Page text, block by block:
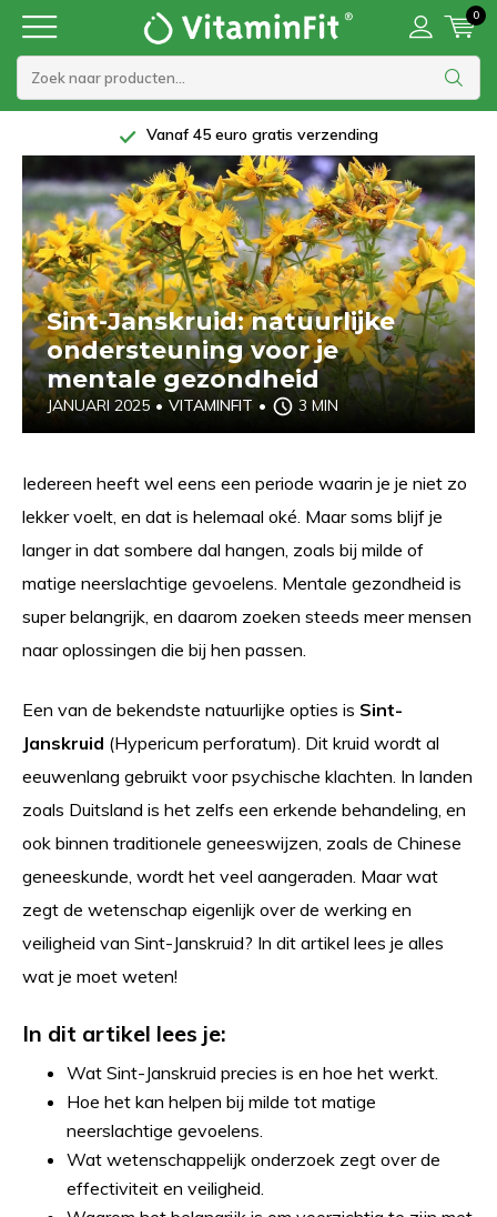
0
5 Sterren beoordeling bij Trustpilot
Sint-Janskruid: natuurlijke
ondersteuning voor je
mentale gezondheid
JANUARI 2025 • VITAMINFIT • 3 MIN
Iedereen heeft wel eens een periode waarin je je niet zo
lekker voelt, en dat is helemaal oké. Maar soms blijf je
langer in dat sombere dal hangen, zoals bij milde of
matige neerslachtige gevoelens. Mentale gezondheid is
super belangrijk, en daarom zoeken steeds meer mensen
naar oplossingen die bij hen passen.
Een van de bekendste natuurlijke opties is Sint-
Janskruid (Hypericum perforatum). Dit kruid wordt al
eeuwenlang gebruikt voor psychische klachten. In landen
zoals Duitsland is het zelfs een erkende behandeling, en
ook binnen traditionele geneeswijzen, zoals de Chinese
geneeskunde, wordt het veel aangeraden. Maar wat
zegt de wetenschap eigenlijk over de werking en
veiligheid van Sint-Janskruid? In dit artikel lees je alles
wat je moet weten!
In dit artikel lees je:
Wat Sint-Janskruid precies is en hoe het werkt.
Hoe het kan helpen bij milde tot matige
neerslachtige gevoelens.
Wat wetenschappelijk onderzoek zegt over de
effectiviteit en veiligheid.